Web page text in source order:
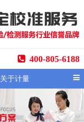
400-805-6188
关于计量